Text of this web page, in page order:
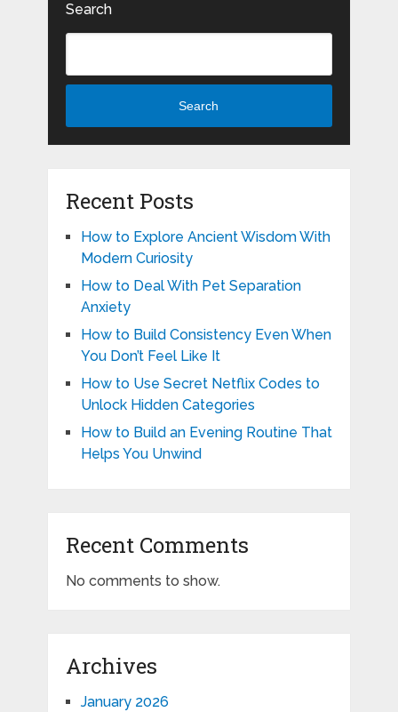
Search
Search
Recent Posts
How to Explore Ancient Wisdom With
Modern Curiosity
How to Deal With Pet Separation
Anxiety
How to Build Consistency Even When
You Don’t Feel Like It
How to Use Secret Netflix Codes to
Unlock Hidden Categories
How to Build an Evening Routine That
Helps You Unwind
Recent Comments
No comments to show.
Archives
January 2026